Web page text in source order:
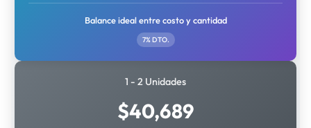
Balance ideal entre costo y cantidad
7% DTO.
1 - 2 Unidades
$40,689